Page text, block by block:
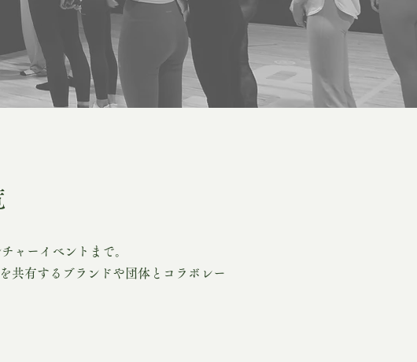
ャーイベントまで。
共有するブランドや団体とコラボレー